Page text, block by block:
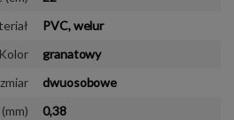
PVC, welur
Kolor
granatowy
dwuosobowe
0,38